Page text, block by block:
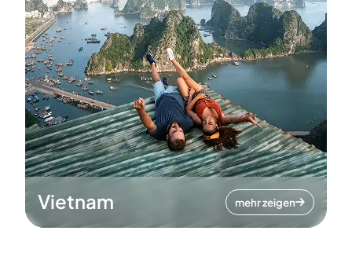
Vietnam mehr zeigen